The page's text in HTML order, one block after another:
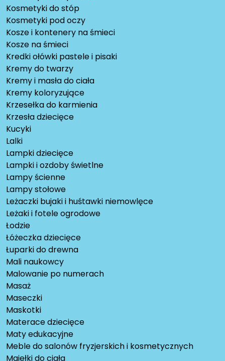
Kosmetyki do stóp
Kosmetyki pod oczy
Kosze i kontenery na śmieci
Kosze na śmieci
Kredki ołówki pastele i pisaki
Kremy do twarzy
Kremy i masła do ciała
Kremy koloryzujące
Krzesełka do karmienia
Krzesła dziecięce
Kucyki
Lalki
Lampki dziecięce
Lampki i ozdoby świetlne
Lampy ścienne
Lampy stołowe
Leżaczki bujaki i huśtawki niemowlęce
Leżaki i fotele ogrodowe
Łodzie
Łóżeczka dziecięce
Łuparki do drewna
Mali naukowcy
Malowanie po numerach
Masaż
Maseczki
Maskotki
Materace dziecięce
Maty edukacyjne
Meble do salonów fryzjerskich i kosmetycznych
Mgiełki do ciała